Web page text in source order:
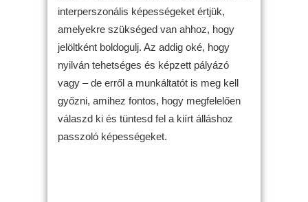
interperszonális képességeket értjük,
amelyekre szükséged van ahhoz, hogy
jelöltként boldogulj. Az addig oké, hogy
nyilván tehetséges és képzett pályázó
vagy – de erről a munkáltatót is meg kell
győzni, amihez fontos, hogy megfelelően
válaszd ki és tüntesd fel a kiírt álláshoz
passzoló képességeket.